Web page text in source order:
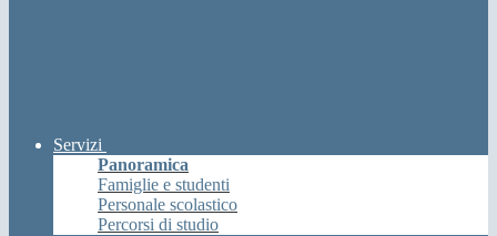
Servizi
Panoramica
Famiglie e studenti
Personale scolastico
Percorsi di studio